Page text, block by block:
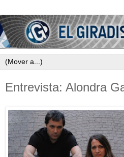
Entrevista: Alondra